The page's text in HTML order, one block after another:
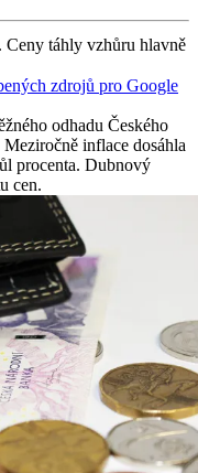
Ceny táhly vzhůru hlavně
zdrojů pro Google
odhadu Českého
inflace dosáhla
procenta. Dubnový
cen.